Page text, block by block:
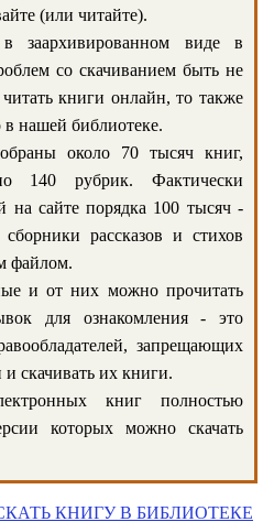
(или читайте).
заархивированном виде в
со скачиванием быть не
книги онлайн, то также
в нашей библиотеке.
около 70 тысяч книг,
140 рубрик. Фактически
на сайте порядка 100 тысяч -
рассказов и стихов
файлом.
и от них можно прочитать
для ознакомления - это
запрещающих
и скачивать их книги.
книг полностью
которых можно скачать
КНИГУ В БИБЛИОТЕКЕ